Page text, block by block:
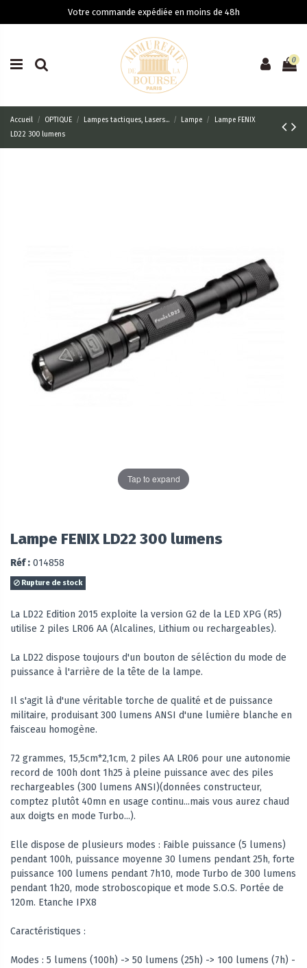
Votre commande expédiée en moins de 48h
0
Accueil OPTIQUE Lampes tactiques, Lasers... Lampe
Lampe FENIX
LD22 300 lumens
Tap to expand
Lampe FENIX LD22 300 lumens
Réf : 014858
Rupture de stock
La LD22 Edition 2015 exploite la version G2 de la LED XPG (R5)
utilise 2 piles LR06 AA (Alcalines, Lithium ou rechargeables).
La LD22 dispose toujours d'un bouton de séléction du mode de
puissance à l'arrière de la tête de la lampe.
Il s'agit là d'une véritable torche de qualité et de puissance
militaire, produisant 300 lumens ANSI d'une lumière blanche en
faisceau homogène.
72 grammes, 15,5cm*2,1cm, 2 piles AA LR06 pour une autonomie
record de 100h dont 1h25 à pleine puissance avec des piles
rechargeables (300 lumens ANSI)(données constructeur,
comptez plutôt 40mn en usage continu...mais vous aurez chaud
aux doigts en mode Turbo...).
Elle dispose de plusieurs modes : Faible puissance (5 lumens)
pendant 100h, puissance moyenne 30 lumens pendant 25h, forte
puissance 100 lumens pendant 7h10, mode Turbo de 300 lumens
pendant 1h20, mode stroboscopique et mode S.O.S. Portée de
120m. Etanche IPX8
Caractéristiques :
Modes : 5 lumens (100h) -> 50 lumens (25h) -> 100 lumens (7h) -